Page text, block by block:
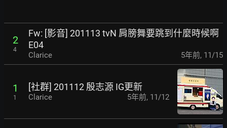
2
4
Fw: [影音] 201113 tvN 肩膀舞要跳到什麼時候啊
E04
Clarice 5年前, 11/15
1
1
[社群] 201112 殷志源 IG更新
Clarice 5年前, 11/12